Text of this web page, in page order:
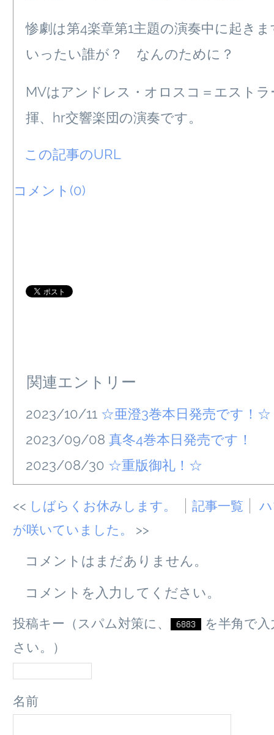
惨劇は第4楽章第1主題の演奏中に起きま
いったい誰が？ なんのために？
MVはアンドレス・オロスコ＝エストラ
揮、hr交響楽団の演奏です。
この記事のURL
コメント(0)
関連エントリー
2023/10/11 ☆亜澄3巻本日発売です！☆
2023/09/08 真冬4巻本日発売です！
2023/08/30 ☆重版御礼！☆
しばらくお休みします。 記事一覧
が咲いていました。
コメントはまだありません。
コメントを入力してください。
投稿キー（スパム対策に、
を半角で
さい。）
名前